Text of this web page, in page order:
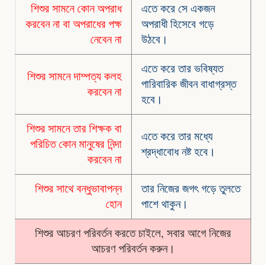
শিশুর সামনে কোন অপরাধ
করবেন না বা অপরাধের পক্ষ
নেবেন না
এতে করে সে একজন
অপরাধী হিসেবে গড়ে
উঠবে।
শিশুর সামনে দাম্পত্য কলহ
করবেন না
এতে করে তার ভবিষ্যত
পারিবারিক জীবন বাধাগ্রস্ত
হবে।
শিশুর সামনে তার শিক্ষক বা
পরিচিত কোন মানুষের নিন্দা
করবেন না
এতে করে তার মধ্যে
শ্রদ্ধাবোধ নষ্ট হবে।
শিশুর সাথে বন্ধুভাবাপন্ন
হোন
তার নিজের জগৎ গড়ে তুলতে
পাশে থাকুন।
শিশুর আচরণ পরিবর্তন করতে চাইলে, সবার আগে নিজের
আচরণ পরিবর্তন করুন।